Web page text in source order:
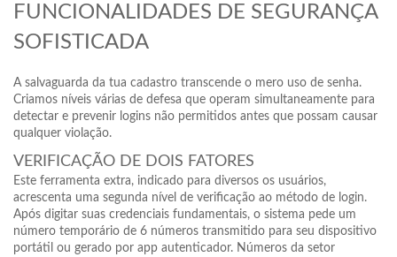
FUNCIONALIDADES DE SEGURANÇA
SOFISTICADA
A salvaguarda da tua cadastro transcende o mero uso de senha.
Criamos níveis várias de defesa que operam simultaneamente para
detectar e prevenir logins não permitidos antes que possam causar
qualquer violação.
VERIFICAÇÃO DE DOIS FATORES
Este ferramenta extra, indicado para diversos os usuários,
acrescenta uma segunda nível de verificação ao método de login.
Após digitar suas credenciais fundamentais, o sistema pede um
número temporário de 6 números transmitido para seu dispositivo
portátil ou gerado por app autenticador. Números da setor